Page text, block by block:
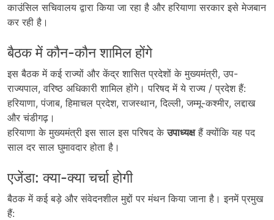
काउंसिल सचिवालय द्वारा किया जा रहा है और हरियाणा सरकार इसे मेजबान
कर रही है।
बैठक में कौन-कौन शामिल होंगे
इस बैठक में कई राज्यों और केंद्र शासित प्रदेशों के मुख्यमंत्री, उप-
राज्यपाल, वरिष्ठ अधिकारी शामिल होंगे। परिषद में ये राज्य / प्रदेश हैं:
हरियाणा, पंजाब, हिमाचल प्रदेश, राजस्थान, दिल्ली, जम्मू-कश्मीर, लद्दाख
और चंडीगढ़।
हरियाणा के मुख्यमंत्री इस साल इस परिषद केउपाध्यक्षहैं क्योंकि यह पद
साल दर साल घुमावदार होता है।
एजेंडा: क्या-क्या चर्चा होगी
बैठक में कई बड़े और संवेदनशील मुद्दों पर मंथन किया जाना है। इनमें प्रमुख
हैं: